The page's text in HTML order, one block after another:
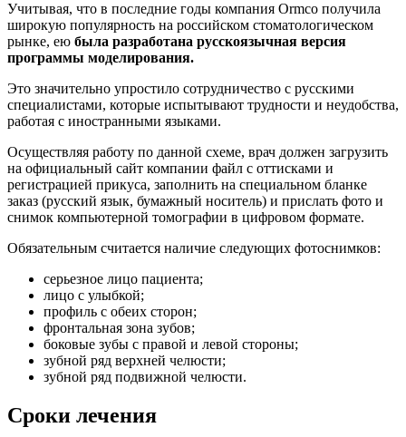
Учитывая, что в последние годы компания Ormco получила
широкую популярность на российском стоматологическом
рынке, ею была разработана русскоязычная версия
программы моделирования.
Это значительно упростило сотрудничество с русскими
специалистами, которые испытывают трудности и неудобства,
работая с иностранными языками.
Осуществляя работу по данной схеме, врач должен загрузить
на официальный сайт компании файл с оттисками и
регистрацией прикуса, заполнить на специальном бланке
заказ (русский язык, бумажный носитель) и прислать фото и
снимок компьютерной томографии в цифровом формате.
Обязательным считается наличие следующих фотоснимков:
серьезное лицо пациента;
лицо с улыбкой;
профиль с обеих сторон;
фронтальная зона зубов;
боковые зубы с правой и левой стороны;
зубной ряд верхней челюсти;
зубной ряд подвижной челюсти.
Сроки лечения